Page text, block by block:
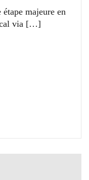
majeure en
via